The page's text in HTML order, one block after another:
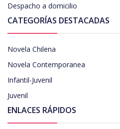
Despacho a domicilio
CATEGORÍAS DESTACADAS
Novela Chilena
Novela Contemporanea
Infantil-Juvenil
Juvenil
ENLACES RÁPIDOS